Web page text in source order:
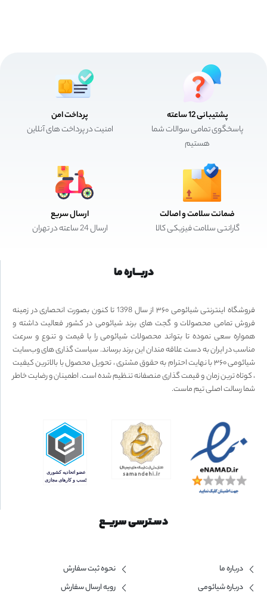
پشتیبانی 12 ساعته
پاسخگوی تمامی سوالات شما
هستیم
پرداخت امن
امنیت در پرداخت های آنلاین
ضمانت سلامت و اصالت
گارانتی سلامت فیزیکی کالا
ارسال سریع
ارسال 24 ساعته در تهران
دربـــاره ما
فروشگاه اینترنتی شیائومی ۳۶۰ از سال 1398 تا کنون بصورت انحصاری در زمینه
فروش تمامی محصولات و گجت های برند شیائومی در کشور فعالیت داشته و
همواره سعی نموده تا بتواند محصولات شیائومی را با قیمت و تنوع و سرعت
مناسب در ایران به دست علاقه مندان این برند برساند. سیاست گذاری های وب‌سایت
شیائومی ۳۶۰ با نهایت احترام به حقوق مشتری ، تحویل محصول با بالاترین کیفیت
، کوتاه ترین زمان و قیمت گذاری منصفانه تنظیم شده است. اطمینان و رضایت خاطر
شما رسالت اصلی تیم ماست.
دسـترسی سریــع
درباره ما
درباره شیائومی
نحوه ثبت سفارش
رویه ارسال سفارش